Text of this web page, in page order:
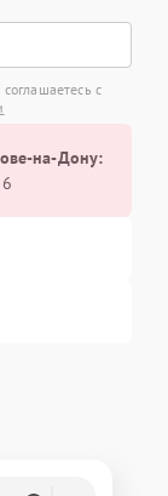
с
на-Дону: